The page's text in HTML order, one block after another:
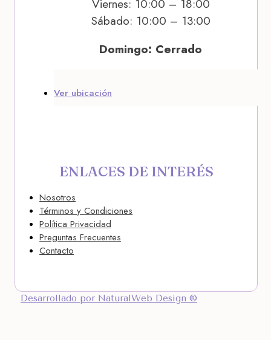
Viernes: 10:00 – 18:00
Sábado: 10:00 – 13:00
Domingo: Cerrado
Ver ubicación
ENLACES DE INTERÉS
Nosotros
Términos y Condiciones
Política Privacidad
Preguntas Frecuentes
Contacto
Desarrollado por NaturalWeb Design ®